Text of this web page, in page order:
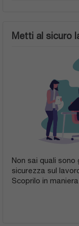
Metti al sicuro
Non sai quali
sicurezza sul
Scoprilo in